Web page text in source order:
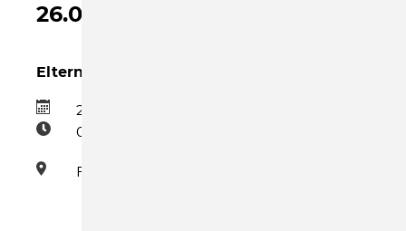
26.08.2026
Eltern-Kind-Gruppe Mittwoch
26.08.2026
09:00–10:30
Familienzentrum